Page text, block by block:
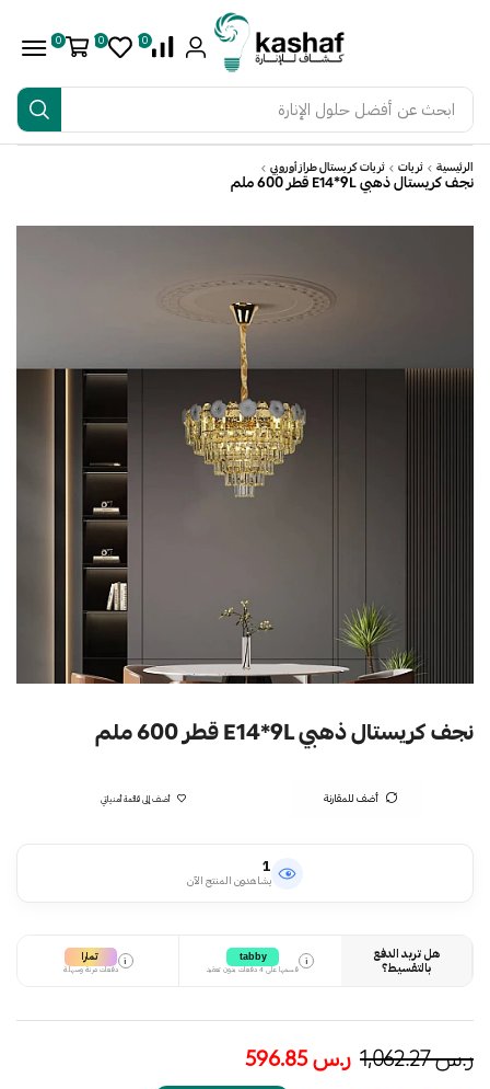
ابحث عن أفضل حلول الإنارة
0
0
0
الرئيسية ثريات ثريات كريستال طراز أوروبي
نجف كريستال ذهبي E14*9L قطر 600 ملم
نجف كريستال ذهبي E14*9L قطر 600 ملم
أضف للمقارنة أضف إلى قائمة أمنياتي
1
يشاهدون المنتج الآن
هل تريد الدفع
بالتقسيط؟
i
tabby
قسمها على 4 دفعات بدون تعقيد
i تمارا
دفعات مرنة وسهلة
ر.س1,062.27 ر.س596.85